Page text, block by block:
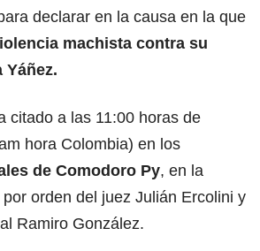
declarar en la causa en la que
machista contra su
Yáñez.
citado a las 11:00 horas de
hora Colombia) en los
de Comodoro Py, en la
orden del juez Julián Ercolini y
Ramiro González.